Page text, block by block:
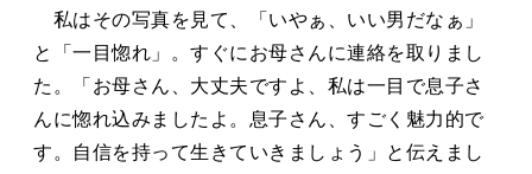
私はその写真を見て、「いやぁ、いい男だなぁ」
と「一目惚れ」。すぐにお母さんに連絡を取りまし
た。「お母さん、大丈夫ですよ、私は一目で息子さ
んに惚れ込みましたよ。息子さん、すごく魅力的で
す。自信を持って生きていきましょう」と伝えまし